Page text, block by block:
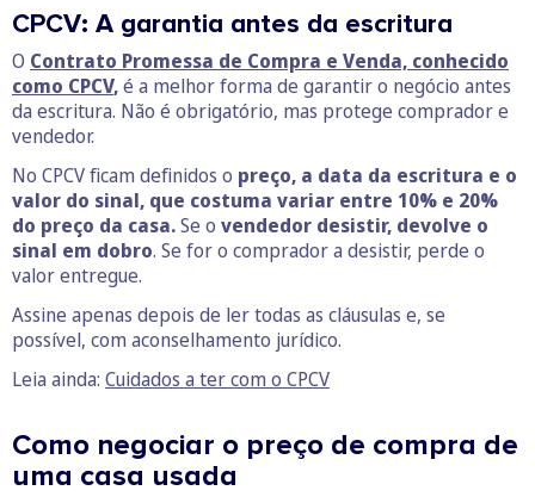
CPCV: A garantia antes da escritura
O Contrato Promessa de Compra e Venda, conhecido
como CPCV,é a melhor forma de garantir o negócio antes
da escritura. Não é obrigatório, mas protege comprador e
vendedor.
No CPCV ficam definidos o preço, a data da escritura e o
valor do sinal, que costuma variar entre 10% e 20%
do preço da casa.Se o vendedor desistir, devolve o
sinal em dobro. Se for o comprador a desistir, perde o
valor entregue.
Assine apenas depois de ler todas as cláusulas e, se
possível, com aconselhamento jurídico.
Leia ainda: Cuidados a ter com o CPCV
Como negociar o preço de compra de
uma casa usada